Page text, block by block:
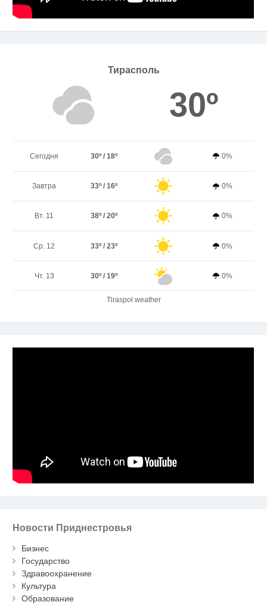
Тирасполь
30º
Сегодня 30º / 18º 0%
Завтра 33º / 16º 0%
Вт. 11 38º / 20º 0%
Ср. 12 33º / 23º 0%
Чт. 13 30º / 19º 0%
Tiraspol weather
Новости Приднестровья
Бизнес
Государство
Здравоохранение
Культура
Образование